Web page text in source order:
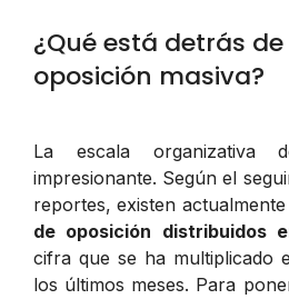
¿Qué está detrás
oposición masiva?
La escala organizativa
impresionante. Según el
reportes, existen actualmente
de oposición distribuidos
cifra que se ha multiplicado
los últimos meses. Para